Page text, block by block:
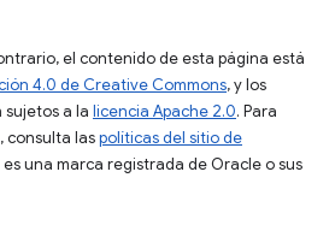
el contenido de esta página está
4.0 de Creative Commons, y los
sujetos a la licencia Apache 2.0. Para
consulta laspolíticas del sitio de
es una marca registrada de Oracle o sus